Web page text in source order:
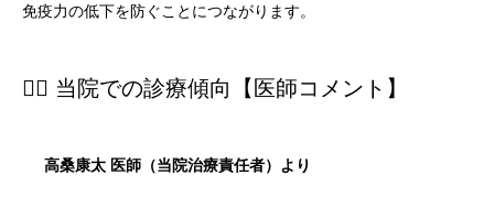
免疫力の低下を防ぐことにつながります。
👨‍⚕️ 当院での診療傾向【医師コメント】
高桑康太 医師（当院治療責任者）より